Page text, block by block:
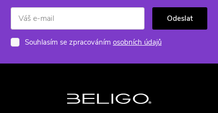
Odeslat
Souhlasím se zpracováním osobních údajů